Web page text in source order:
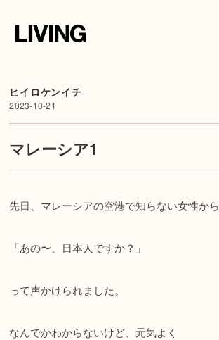
ヒイロケンイチ
2023-10-21
マレーシア1
先日、マレーシアの空港で知らない女性から
「あの〜、日本人ですか？」
って声かけられました。
なんでかわからないけど、元気よく